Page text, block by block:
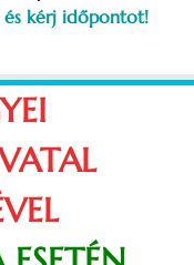
és kérj időpontot!